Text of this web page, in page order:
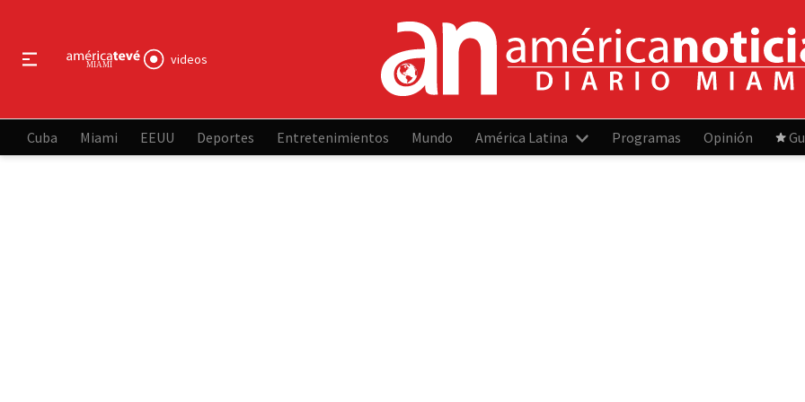
videos
Cuba Miami EEUU Deportes Entretenimientos Mundo América Latina Programas Opinión